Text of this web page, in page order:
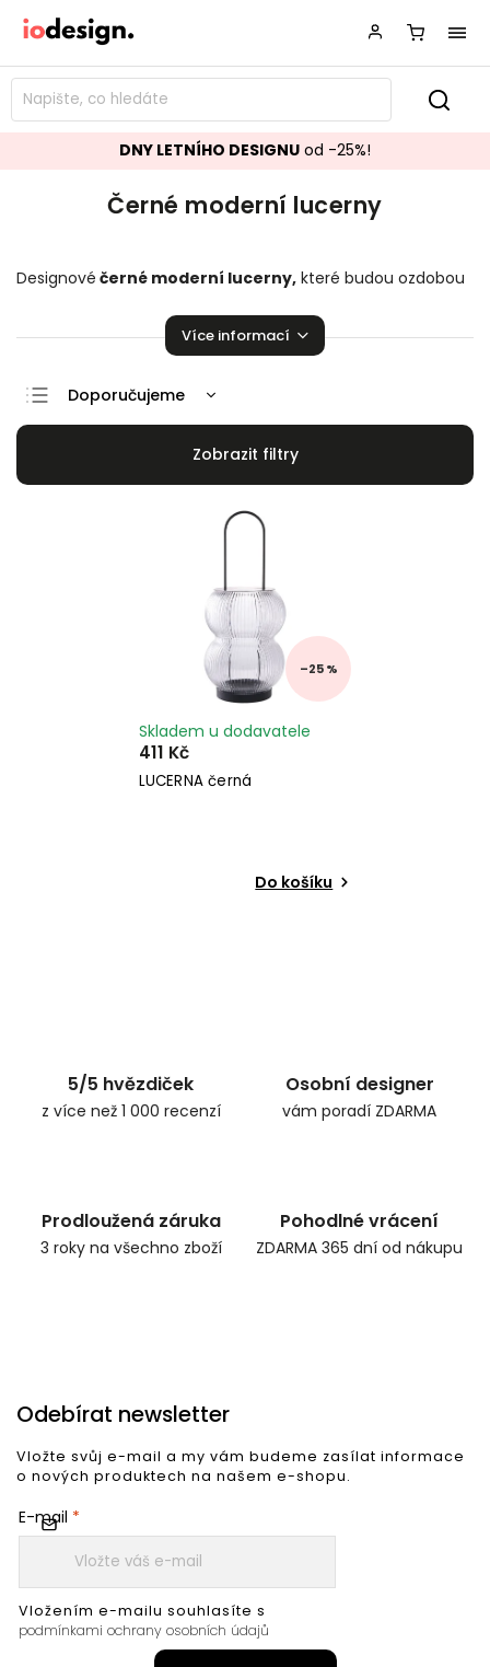
DNY LETNÍHO DESIGNU od -25%!
Černé moderní lucerny
Designové černé moderní lucerny, které budou ozdobou
Více informací
Doporučujeme
Nejlevnější
–25 %
LUCERNA černá
Skladem u dodavatele
411 Kč
Do košíku
5/5 hvězdiček
z více než 1 000 recenzí
Osobní designer
vám poradí ZDARMA
Prodloužená záruka
3 roky na všechno zboží
Pohodlné vrácení
ZDARMA 365 dní od nákupu
Odebírat newsletter
Vložte svůj e-mail a my vám budeme zasílat informace
o nových produktech na našem e-shopu.
E-mail
Vložením e-mailu souhlasíte s
podmínkami ochrany osobních údajů